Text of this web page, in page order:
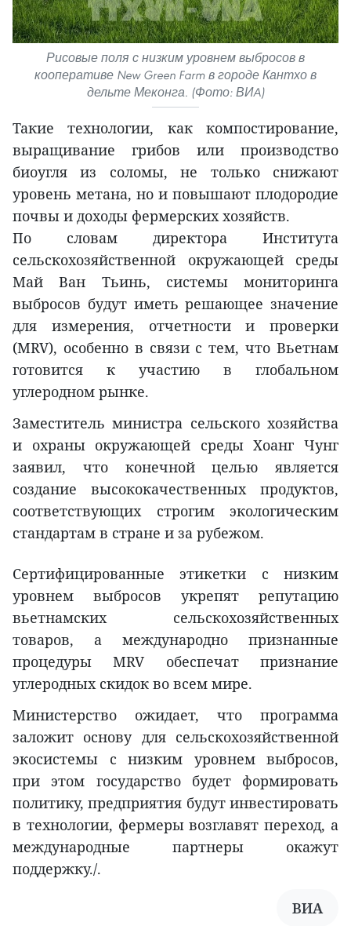
Рисовые поля с низким уровнем выбросов в
кооперативе New Green Farm в городе Кантхо в
дельте Меконга. (Фото: ВИA)
Такие технологии, как компостирование,
выращивание грибов или производство
биоугля из соломы, не только снижают
уровень метана, но и повышают плодородие
почвы и доходы фермерских хозяйств.
По словам директора Института
сельскохозяйственной окружающей среды
Май Ван Тьинь, системы мониторинга
выбросов будут иметь решающее значение
для измерения, отчетности и проверки
(MRV), особенно в связи с тем, что Вьетнам
готовится к участию в глобальном
углеродном рынке.
Заместитель министра сельского хозяйства
и охраны окружающей среды Хоанг Чунг
заявил, что конечной целью является
создание высококачественных продуктов,
соответствующих строгим экологическим
стандартам в стране и за рубежом.
Сертифицированные этикетки с низким
уровнем выбросов укрепят репутацию
вьетнамских сельскохозяйственных
товаров, а международно признанные
процедуры MRV обеспечат признание
углеродных скидок во всем мире.
Министерство ожидает, что программа
заложит основу для сельскохозяйственной
экосистемы с низким уровнем выбросов,
при этом государство будет формировать
политику, предприятия будут инвестировать
в технологии, фермеры возглавят переход, а
международные партнеры окажут
поддержку./.
ВИА